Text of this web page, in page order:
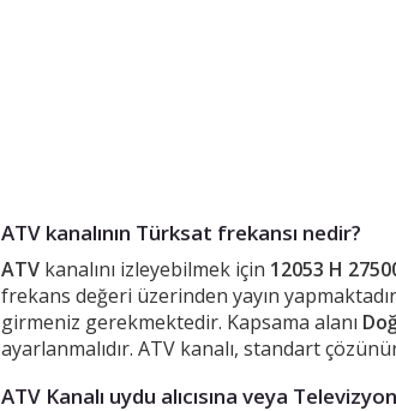
ATV kanalının Türksat frekansı nedir?
ATV kanalını izleyebilmek için 12053 H
frekans değeri üzerinden yayın
girmeniz gerekmektedir. Kapsama alanı
ayarlanmalıdır. ATV kanalı, standart
ATV Kanalı uydu alıcısına veya